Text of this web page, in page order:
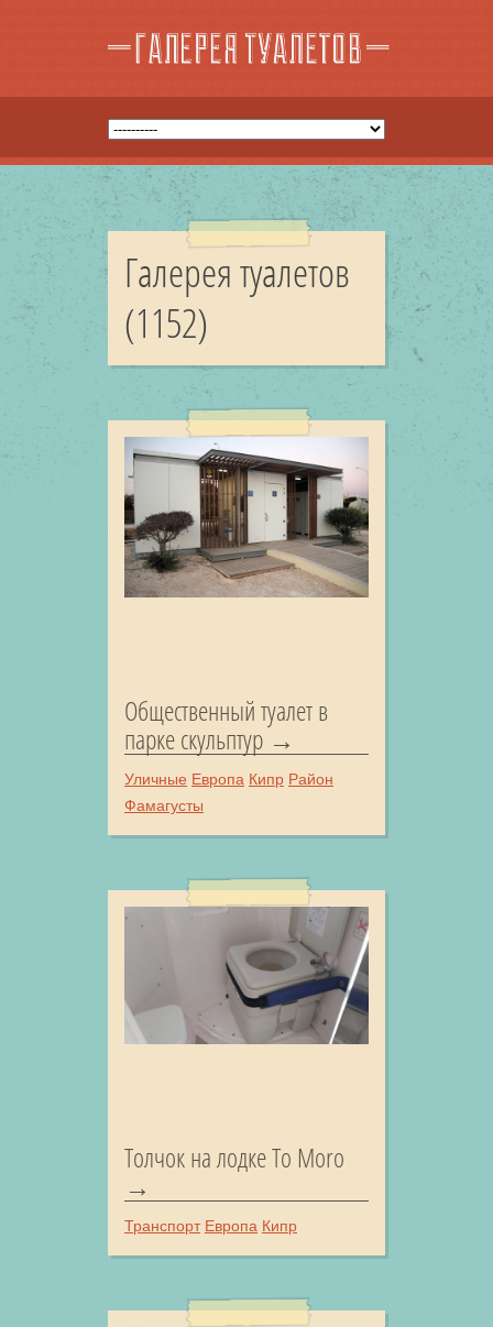
Галерея туалетов
(1152)
Общественный туалет в
парке скульптур
Уличные Европа Кипр Район
Фамагусты
Толчок на лодке To Moro
Транспорт Европа Кипр